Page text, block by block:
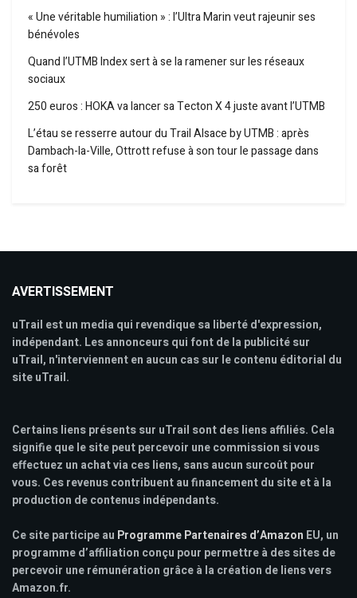
« Une véritable humiliation » : l’Ultra Marin veut rajeunir ses
bénévoles
Quand l’UTMB Index sert à se la ramener sur les réseaux
sociaux
250 euros : HOKA va lancer sa Tecton X 4 juste avant l’UTMB
L’étau se resserre autour du Trail Alsace by UTMB : après
Dambach-la-Ville, Ottrott refuse à son tour le passage dans
sa forêt
AVERTISSEMENT
uTrail est un media qui revendique sa liberté d'expression,
indépendant. Les annonceurs qui font de la publicité sur
uTrail, n'interviennent en aucun cas sur le contenu éditorial du
site uTrail.
Certains liens présents sur uTrail sont des liens affiliés. Cela
signifie que le site peut percevoir une commission si vous
effectuez un achat via ces liens, sans aucun surcoût pour
vous. Ces revenus contribuent au financement du site et à la
production de contenus indépendants.
Ce site participe au Programme Partenaires d’Amazon EU, un
programme d’affiliation conçu pour permettre à des sites de
percevoir une rémunération grâce à la création de liens vers
Amazon.fr.